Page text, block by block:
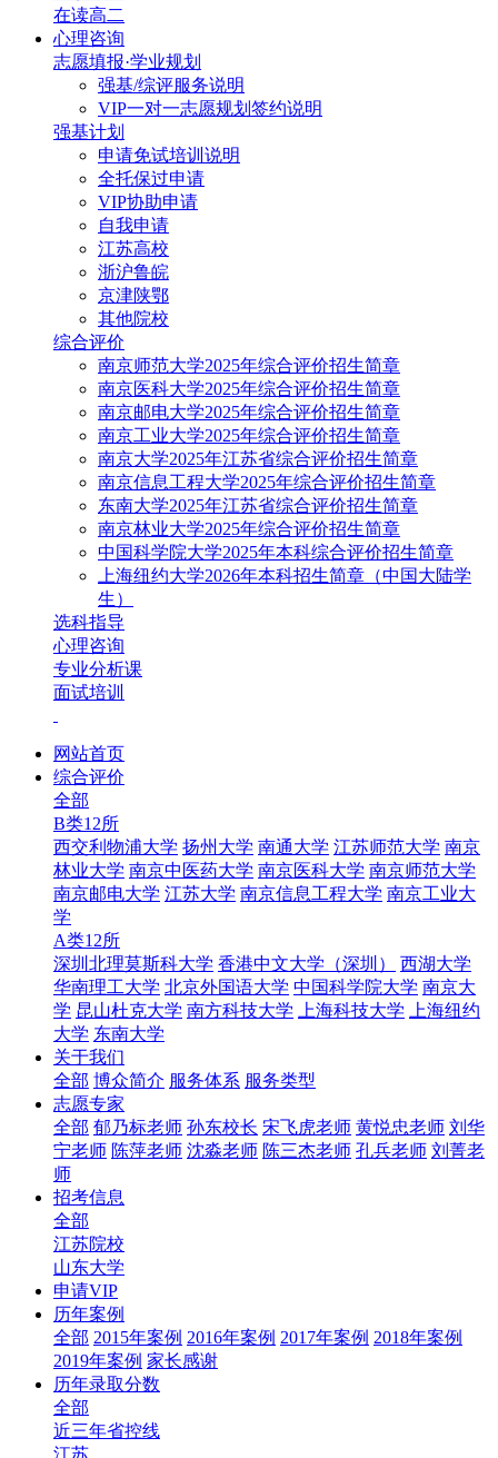
在读高二
心理咨询
志愿填报·学业规划
强基/综评服务说明
VIP一对一志愿规划签约说明
强基计划
申请免试培训说明
全托保过申请
VIP协助申请
自我申请
江苏高校
浙沪鲁皖
京津陕鄂
其他院校
综合评价
南京师范大学2025年综合评价招生简章
南京医科大学2025年综合评价招生简章
南京邮电大学2025年综合评价招生简章
南京工业大学2025年综合评价招生简章
南京大学2025年江苏省综合评价招生简章
南京信息工程大学2025年综合评价招生简章
东南大学2025年江苏省综合评价招生简章
南京林业大学2025年综合评价招生简章
中国科学院大学2025年本科综合评价招生简章
上海纽约大学2026年本科招生简章（中国大陆学
生）
选科指导
心理咨询
专业分析课
面试培训
网站首页
综合评价
全部
B类12所
西交利物浦大学 扬州大学 南通大学 江苏师范大学 南京
林业大学 南京中医药大学 南京医科大学 南京师范大学
南京邮电大学 江苏大学 南京信息工程大学 南京工业大
学
A类12所
深圳北理莫斯科大学 香港中文大学（深圳）
西湖大学
华南理工大学 北京外国语大学 中国科学院大学 南京大
学 昆山杜克大学 南方科技大学 上海科技大学
上海纽约
大学 东南大学
关于我们
全部 博众简介 服务体系 服务类型
志愿专家
全部 郁乃标老师 孙东校长 宋飞虎老师 黄悦忠老师 刘华
宁老师 陈萍老师 沈淼老师 陈三杰老师 孔兵老师 刘菁老
师
招考信息
全部
江苏院校
山东大学
申请VIP
历年案例
全部 2015年案例 2016年案例 2017年案例 2018年案例
2019年案例 家长感谢
历年录取分数
全部
近三年省控线
江苏